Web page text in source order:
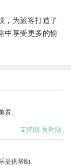
为旅客打造了
中享受更多的愉
景。
支持[0] 反对[0]
提供帮助。